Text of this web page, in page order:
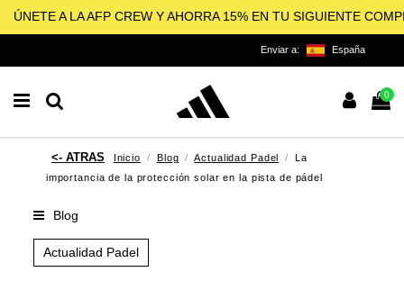
ÚNETE A LA AFP CREW Y AHORRA 15% EN TU SIGUIENTE
Enviar a: España
0
Inicio Blog Actualidad Padel
La
importancia de la protección solar en la pista de pádel
Blog
Actualidad Padel